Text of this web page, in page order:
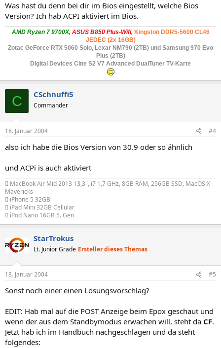
Was hast du denn bei dir im Bios eingestellt, welche Bios
Version? Ich hab ACPI aktiviert im Bios.
AMD Ryzen 7 9700X, ASUS B850 Plus-Wifi, Kingston DDR5-5600 CL46
JEDEC (2x 16GB)
Zotac GeForce RTX 5060 Solo, Lexar NM790 (2TB) und Samsung 970 Evo
Plus (2TB)
Digital Devices Cine S2 V7 Advanced DualTuner TV-Karte
C CSchnuffi5
Commander
18. Januar 2004 #4
also ich habe die Bios Version von 30.9 oder so ähnlich
und ACPi is auch aktiviert
 MacBook Air Mid 2013 13,3", i7 1,7 GHz, 8GB RAM, 256GB SSD, MacOS X
Mavericks
 iPhone 5 32GB
 iPad Mini 32GB Cellular
 iPod Nano 16GB 5. Gen
StarTrokus
Lt. Junior Grade Ersteller dieses Themas
18. Januar 2004 #5
Sonst noch einer einen Lösungsvorschlag?
EDIT: Hab mal auf die POST Anzeige beim Epox geschaut und
wenn der aus dem Standbymodus erwachen will, steht da CF.
Jetzt hab ich im Handbuch nachgeschlagen und da steht
folgendes: